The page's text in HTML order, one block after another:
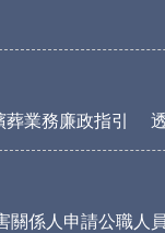
業務廉政指引
係人申請公職人